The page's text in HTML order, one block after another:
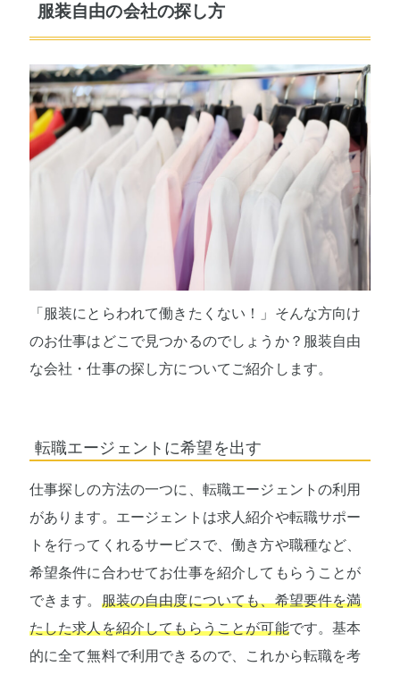
服装自由の会社の探し方
「服装にとらわれて働きたくない！」そんな方向け
のお仕事はどこで見つかるのでしょうか？服装自由
な会社・仕事の探し方についてご紹介します。
転職エージェントに希望を出す
仕事探しの方法の一つに、転職エージェントの利用
があります。エージェントは求人紹介や転職サポー
トを行ってくれるサービスで、働き方や職種など、
希望条件に合わせてお仕事を紹介してもらうことが
できます。 服装の自由度についても、希望要件を満
たした求人を紹介してもらうことが可能です。基本
的に全て無料で利用できるので、これから転職を考